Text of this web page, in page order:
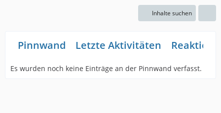
Inhalte suchen
Pinnwand Letzte Aktivitäten
Es wurden noch keine Einträge an der Pinnwand verfasst.